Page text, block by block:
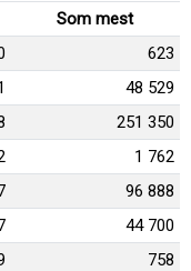
Som mest
623
48 529
251 350
1 762
96 888
44 700
758